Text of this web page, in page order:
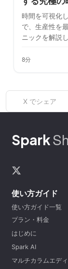
時間を可視化
で、生産性を
ニックを解説
8分
X でシェア
Spark
使い方ガイド
使い方ガイド一覧
プラン・料金
はじめに
Spark AI
マルチカラムエデ